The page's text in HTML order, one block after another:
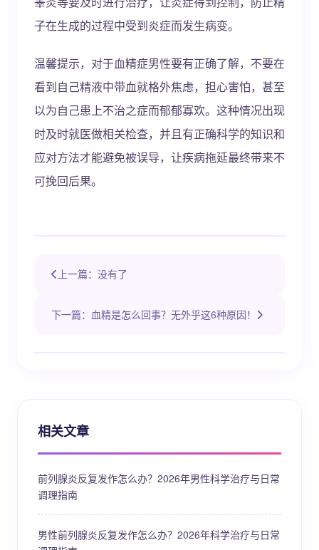
子在生成的过程中受到炎症而发生病变。
温馨提示，对于血精症男性要有正确了解，不要在
看到自己精液中带血就格外焦虑，担心害怕，甚至
以为自己患上不治之症而郁郁寡欢。这种情况出现
时及时就医做相关检查，并且有正确科学的知识和
应对方法才能避免被误导，让疾病拖延最终带来不
可挽回后果。
上一篇：没有了
下一篇：血精是怎么回事？无外乎这6种原因！
相关文章
前列腺炎反复发作怎么办？2026年男性科学治疗与日常
调理指南
男性前列腺炎反复发作怎么办？2026年科学治疗与日常